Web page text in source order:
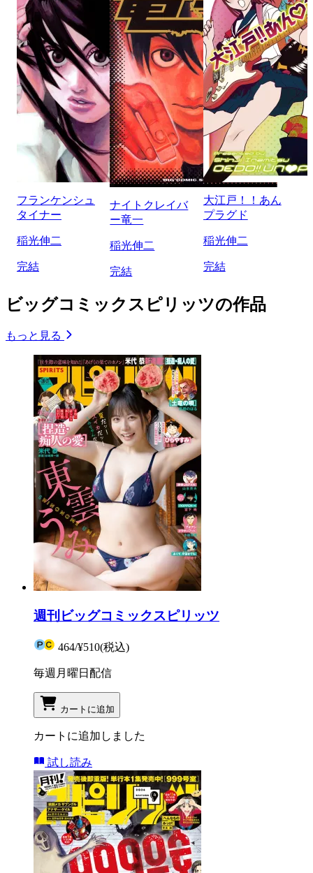
フランケンシュ
タイナー
稲光伸二
完結
ナイトクレイバ
ー竜一
稲光伸二
完結
大江戸！！あん
プラグド
稲光伸二
完結
ビッグコミックスピリッツの作品
もっと見る
週刊ビッグコミックスピリッツ
464/¥510(税込)
毎週月曜日配信
カートに追加
カートに追加しました
試し読み